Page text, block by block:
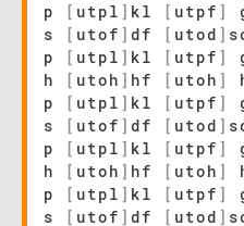
p
[ utpl ] kl [ utpf ]
s
[ utof ] df [ utod ]
p
[ utpl ] kl [ utpf ]
h
[ utoh ] hf [ utoh ]
p
[ utpl ] kl [ utpf ]
s
[ utof ] df [ utod ]
p
[ utpl ] kl [ utpf ]
h
[ utoh ] hf [ utoh ]
p
[ utpl ] kl [ utpf ]
s
[ utof ] df [ utod ]